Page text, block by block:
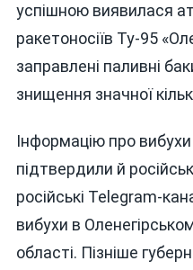
успішною виявилася
ракетоносіїв Ту-95
заправлені паливні
знищення значної
Інформацію про
підтвердили й
російські Telegram-
вибухи в
області. Пізніше